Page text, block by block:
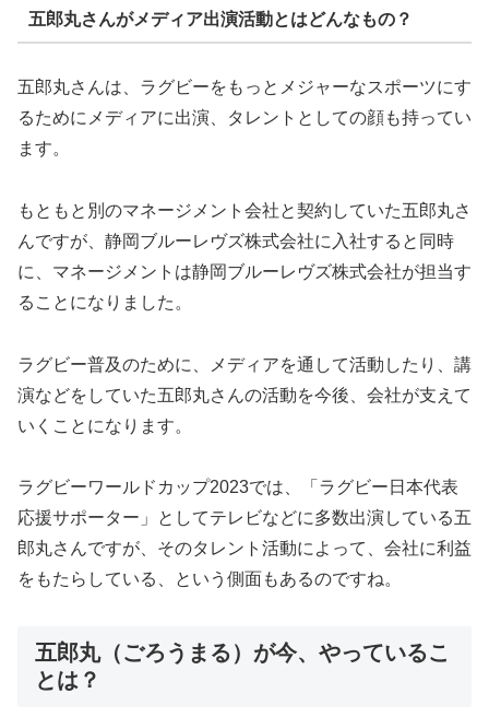
五郎丸さんがメディア出演活動とはどんなもの？
五郎丸さんは、ラグビーをもっとメジャーなスポーツにす
るためにメディアに出演、タレントとしての顔も持ってい
ます。
もともと別のマネージメント会社と契約していた五郎丸さ
んですが、静岡ブルーレヴズ株式会社に入社すると同時
に、マネージメントは静岡ブルーレヴズ株式会社が担当す
ることになりました。
ラグビー普及のために、メディアを通して活動したり、講
演などをしていた五郎丸さんの活動を今後、会社が支えて
いくことになります。
ラグビーワールドカップ2023では、「ラグビー日本代表
応援サポーター」としてテレビなどに多数出演している五
郎丸さんですが、そのタレント活動によって、会社に利益
をもたらしている、という側面もあるのですね。
五郎丸（ごろうまる）が今、やっているこ
とは？